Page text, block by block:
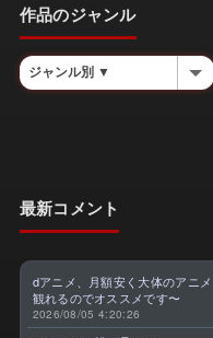
作品のジャンル
最新コメント
dアニメ、月額安く大体のアニメ
観れるのでオススメです〜
2026/08/05 4:20:26